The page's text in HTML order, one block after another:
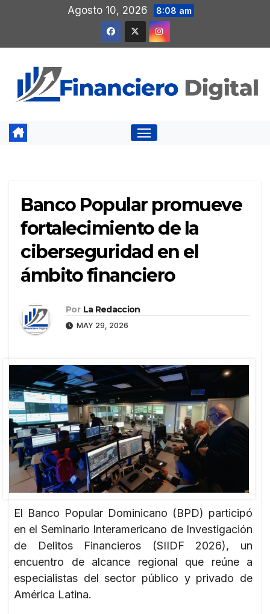
contenido
Agosto 10, 2026 8:08 am
Banco Popular promueve
fortalecimiento de la
ciberseguridad en el
ámbito financiero
Por La Redaccion
MAY 29, 2026
El Banco Popular Dominicano (BPD) participó
en el Seminario Interamericano de Investigación
de Delitos Financieros (SIIDF 2026), un
encuentro de alcance regional que reúne a
especialistas del sector público y privado de
América Latina.